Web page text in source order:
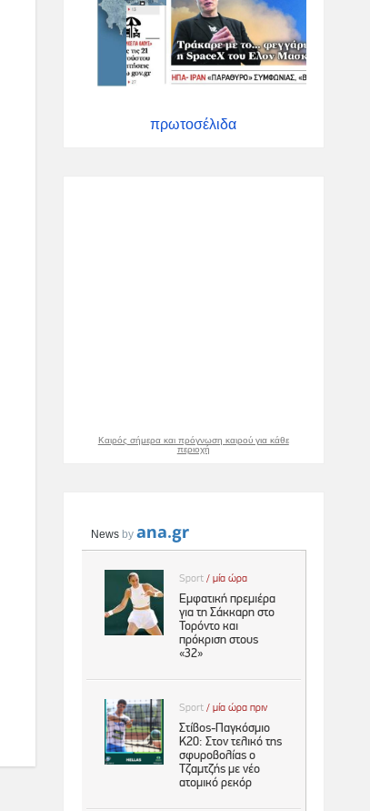
πρωτοσέλιδα
Καιρός σήμερα και πρόγνωση καιρού για κάθε
περιοχή